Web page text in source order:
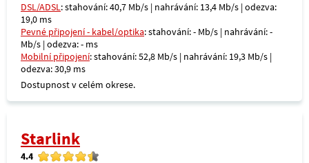
DSL/ADSL: stahování: 40,7 Mb/s | nahrávání: 13,4 Mb/s | odezva:
19,0 ms
Pevné připojení - kabel/optika: stahování: - Mb/s | nahrávání: -
Mb/s | odezva: - ms
Mobilní připojení: stahování: 52,8 Mb/s | nahrávání: 19,3 Mb/s |
odezva: 30,9 ms
Dostupnost v celém okrese.
Starlink
4.4